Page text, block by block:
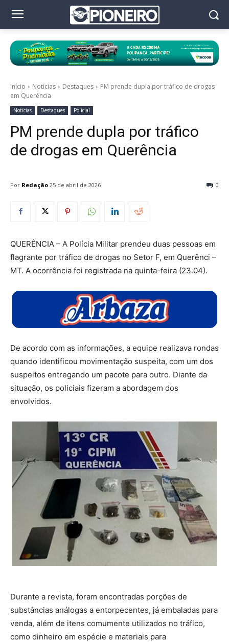
Início Notícias Destaques
PM prende dupla por tráfico de drogas
em Querência
Notícias Destaques Policial
PM prende dupla por tráfico
de drogas em Querência
Por Redação 0
25 de abril de 2026
QUERÊNCIA – A Polícia Militar prendeu duas pessoas em
flagrante por tráfico de drogas no Setor F, em Querênci –
MT. A ocorrência foi registrada na quinta-feira (23.04).
De acordo com as informações, a equipe realizava rondas
quando identificou movimentação suspeita, com um dos
suspeitos entregando um pacote para outro. Diante da
situação, os policiais fizeram a abordagem dos
envolvidos.
Durante a revista, foram encontradas porções de
substâncias análogas a entorpecentes, já embaladas para
venda, além de itens comumente utilizados no tráfico,
como dinheiro em espécie e materiais para